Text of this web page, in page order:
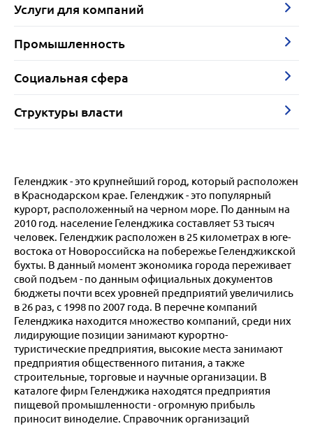
Услуги для компаний
Промышленность
Социальная сфера
Структуры власти
Геленджик - это крупнейший город, который расположен
в Краснодарском крае. Геленджик - это популярный
курорт, расположенный на черном море. По данным на
2010 год. население Геленджика составляет 53 тысяч
человек. Геленджик расположен в 25 километрах в юге-
востока от Новороссийска на побережье Геленджикской
бухты. В данный момент экономика города переживает
свой подъем - по данным официальных документов
бюджеты почти всех уровней предприятий увеличились
в 26 раз, с 1998 по 2007 года. В перечне компаний
Геленджика находится множество компаний, среди них
лидирующие позиции занимают курортно-
туристические предприятия, высокие места занимают
предприятия общественного питания, а также
строительные, торговые и научные организации. В
каталоге фирм Геленджика находятся предприятия
пищевой промышленности - огромную прибыль
приносит виноделие. Справочник организаций